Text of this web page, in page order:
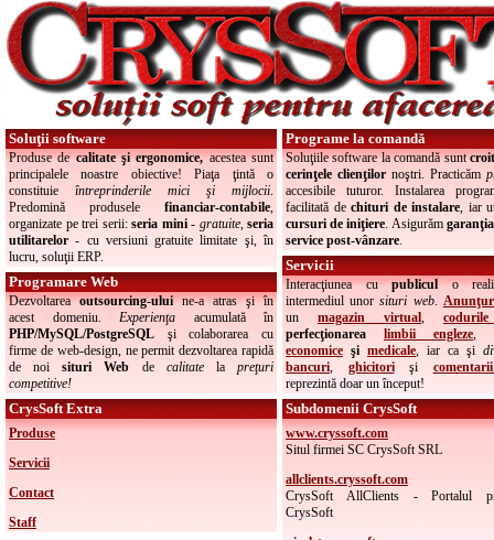
Soluţii software
Produse decalitate şi ergonomice,acestea sunt
principalele noastre obiective! Piaţa ţintă o
constituie întreprinderile mici şi mijlocii.
Predomină produsele financiar-contabile,
organizate pe trei serii: seria mini- gratuite, seria
utilitarelor - cu versiuni gratuite limitate şi, în
lucru, soluţii ERP.
Programare Web
Dezvoltareaoutsourcing-uluine-a atras şi în
acest domeniu. Experienţa acumulată în
PHP/MySQL/PostgreSQL şi colaborarea cu
firme de web-design, ne permit dezvoltarea rapidă
de noisituri Web de calitatelapreţuri
competitive!
CrysSoft Extra
Produse
Servicii
Contact
Staff
Programe la comandă
Soluţiile software la comandă sunt
cerinţele clienţilor noştri. Practicăm
accesibile tuturor. Instalarea
facilitată dechituri de instalare, iar
cursuri de iniţiere. Asigurăm
service post-vânzare.
Servicii
Interacţiunea cupubliculo
intermediul unorsituri web.
un magazin virtual,
perfecţionarea limbii engleze,
economice şi medicale, iar ca şi
bancuri, ghicitorişi
reprezintă doar un început!
Subdomenii CrysSoft
www.cryssoft.com
Situl firmei SC CrysSoft SRL
allclients.cryssoft.com
CrysSoft AllClients - Portalul
CrysSoft